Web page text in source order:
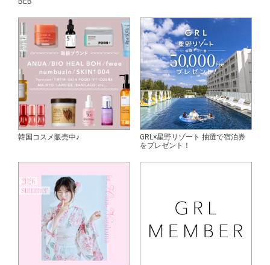
韓国コスメ販売中♪
GRL×星野リゾート 抽選で宿泊券
をプレゼント！